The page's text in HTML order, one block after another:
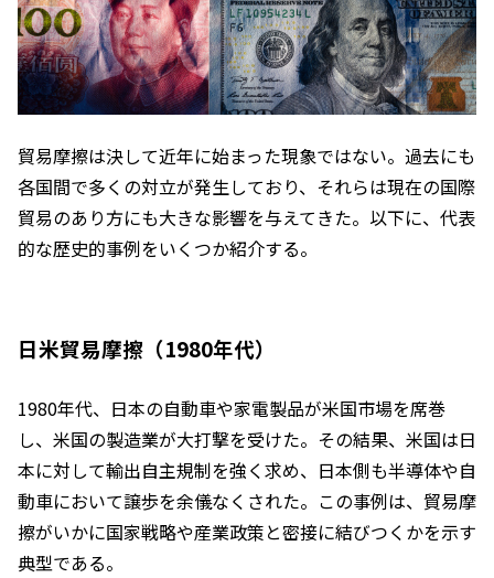
貿易摩擦は決して近年に始まった現象ではない。過去にも
各国間で多くの対立が発生しており、それらは現在の国際
貿易のあり方にも大きな影響を与えてきた。以下に、代表
的な歴史的事例をいくつか紹介する。
日米貿易摩擦（1980年代）
1980年代、日本の自動車や家電製品が米国市場を席巻
し、米国の製造業が大打撃を受けた。その結果、米国は日
本に対して輸出自主規制を強く求め、日本側も半導体や自
動車において譲歩を余儀なくされた。この事例は、貿易摩
擦がいかに国家戦略や産業政策と密接に結びつくかを示す
典型である。